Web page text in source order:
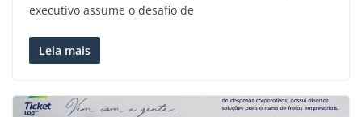
executivo assume o desafio de
Leia mais